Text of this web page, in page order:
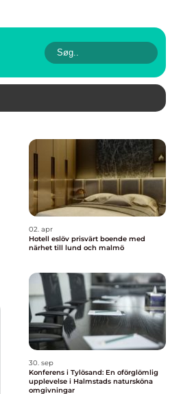
02. apr
Hotell eslöv prisvärt boende med
närhet till lund och malmö
30. sep
Konferens i Tylösand: En oförglömlig
upplevelse i Halmstads natursköna
omgivningar